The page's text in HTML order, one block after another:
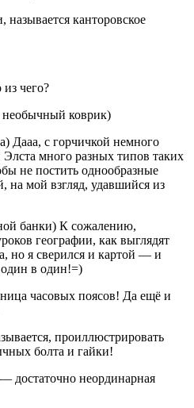
канторовское
чего?
необычный коврик)
Дааа, с горчичкой немного
много разных типов таких
не постить однообразные
на мой взгляд, удавшийся из
банки) К сожалению,
географии, как выглядят
но я сверился и картой — и
один в один!=)
часовых поясов! Да ещё и
проиллюстрировать
болта и гайки!
достаточно неординарная